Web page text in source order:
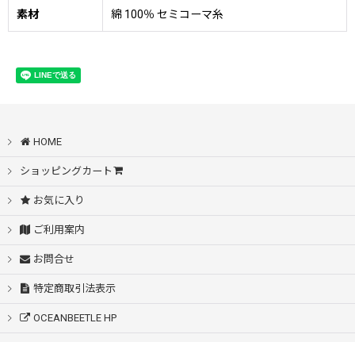
素材 綿 100％ セミコーマ糸
HOME
ショッピングカート
お気に入り
ご利用案内
お問合せ
特定商取引法表示
OCEANBEETLE HP